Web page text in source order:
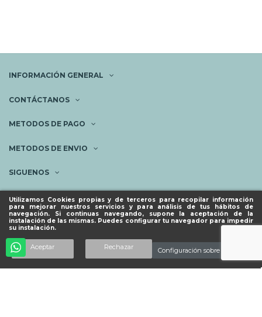
Utilizamos Cookies propias y de terceros para recopilar información
para mejorar nuestros servicios y para análisis de tus hábitos de
navegación. Si continuas navegando, supone la aceptación de la
instalación de las mismas. Puedes configurar tu navegador para impedir
su instalación.
Aceptar Rechazar Configuración sobre cookies
Añadir al carrito
INFORMACIÓN GENERAL
CONTÁCTANOS
METODOS DE PAGO
METODOS DE ENVIO
SIGUENOS
NEWSLETTER